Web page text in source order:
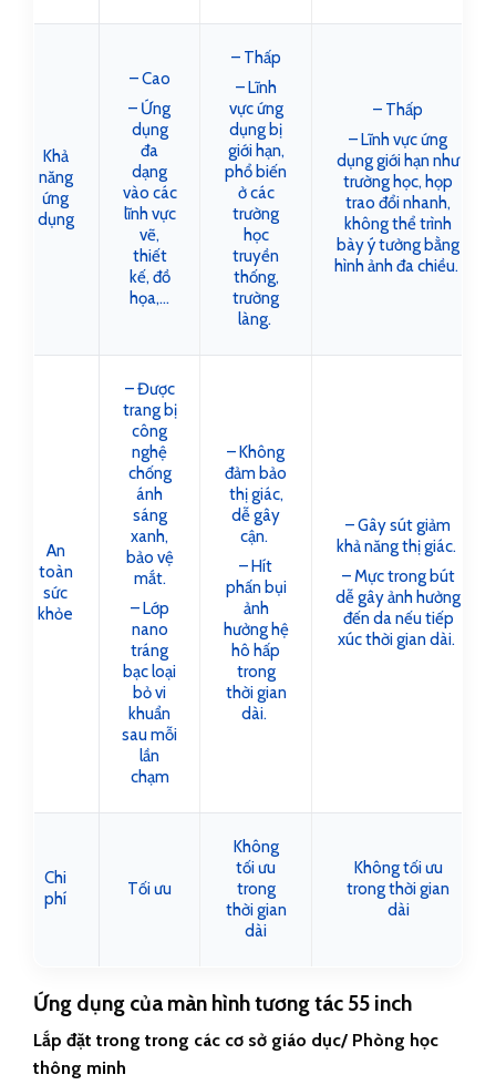
Khả
năng
ứng
dụng
– Cao
– Ứng
dụng
đa
dạng
vào các
lĩnh vực
vẽ,
thiết
kế, đồ
họa,…
– Thấp
– Lĩnh
vực ứng
dụng bị
giới hạn,
phổ biến
ở các
trường
học
truyền
thống,
trường
làng.
– Thấp
– Lĩnh vực ứng
dụng giới hạn như
trường học, họp
trao đổi nhanh,
không thể trình
bày ý tưởng bằng
hình ảnh đa chiều.
An
toàn
sức
khỏe
– Được
trang bị
công
nghệ
chống
ánh
sáng
xanh,
bảo vệ
mắt.
– Lớp
nano
tráng
bạc loại
bỏ vi
khuẩn
sau mỗi
lần
chạm
– Không
đảm bảo
thị giác,
dễ gây
cận.
– Hít
phấn bụi
ảnh
hưởng hệ
hô hấp
trong
thời gian
dài.
– Gây sút giảm
khả năng thị giác.
– Mực trong bút
dễ gây ảnh hưởng
đến da nếu tiếp
xúc thời gian dài.
Chi
phí
Tối ưu
Không
tối ưu
trong
thời gian
dài
Không tối ưu
trong thời gian
dài
Ứng dụng của màn hình tương tác 55 inch
Lắp đặt trong trong các cơ sở giáo dục/ Phòng học
thông minh